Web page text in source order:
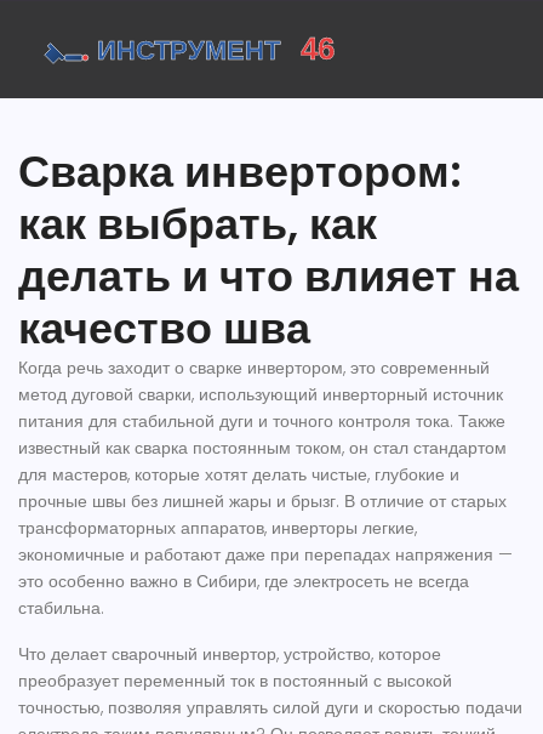
Сварка инвертором:
как выбрать, как
делать и что влияет на
качество шва
Когда речь заходит о сварке инвертором, это современный
метод дуговой сварки, использующий инверторный источник
питания для стабильной дуги и точного контроля тока. Также
известный как сварка постоянным током, он стал стандартом
для мастеров, которые хотят делать чистые, глубокие и
прочные швы без лишней жары и брызг. В отличие от старых
трансформаторных аппаратов, инверторы легкие,
экономичные и работают даже при перепадах напряжения —
это особенно важно в Сибири, где электросеть не всегда
стабильна.
Что делает сварочный инвертор, устройство, которое
преобразует переменный ток в постоянный с высокой
точностью, позволяя управлять силой дуги и скоростью подачи